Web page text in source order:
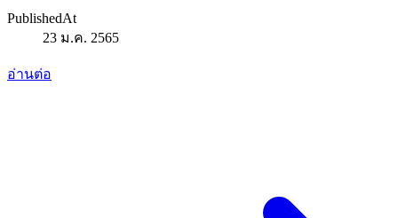
PublishedAt
23 ม.ค. 2565
อ่านต่อ